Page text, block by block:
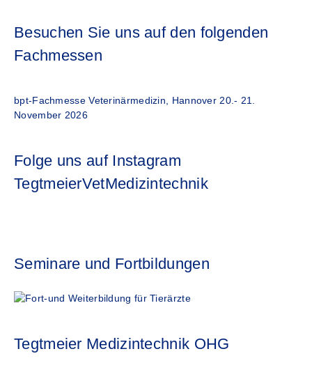
Besuchen Sie uns auf den folgenden
Fachmessen
bpt-Fachmesse Veterinärmedizin, Hannover 20.- 21.
November 2026
Folge uns auf Instagram
TegtmeierVetMedizintechnik
Seminare und Fortbildungen
Tegtmeier Medizintechnik OHG